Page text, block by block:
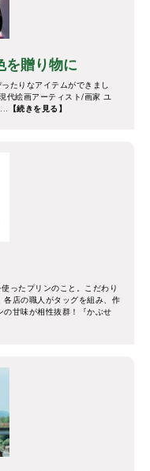
を贈り物に
たりなアイテムができまし
代絵画アーティスト/画家 ユ
【続きを見る】
ったプリンのこと。こだわり
店の職⼈がタッグを組み、作
の⽢味が相性抜群！『かぶせ